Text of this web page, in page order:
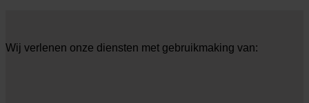
Wij verlenen onze diensten met gebruikmaking van: